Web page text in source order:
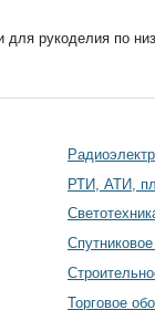
рукоделия по
РТИ, АТИ,
Торговое